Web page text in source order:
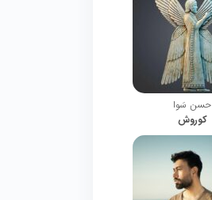
حسن سَوا
کوروش